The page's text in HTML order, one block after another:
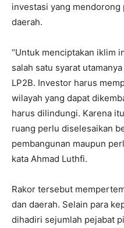
investasi yang
daerah.
“Untuk menciptakan iklim
salah satu syarat
LP2B. Investor harus
wilayah yang dapat
harus dilindungi. Karena
ruang perlu diselesaikan
pembangunan maupun
kata Ahmad Luthfi.
Rakor tersebut
dan daerah. Selain para
dihadiri sejumlah pejabat